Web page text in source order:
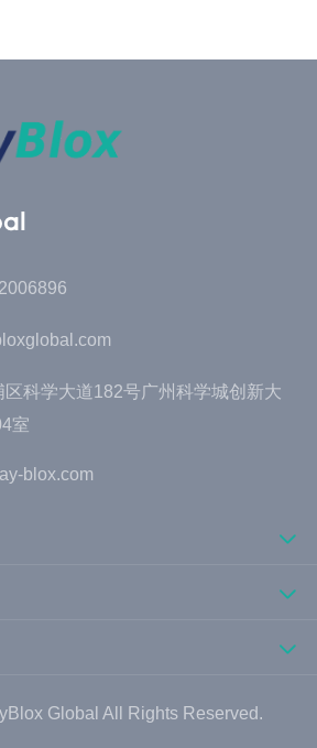
科学大道182号广州科学城创新大
室
blox.com



Global All Rights Reserved.